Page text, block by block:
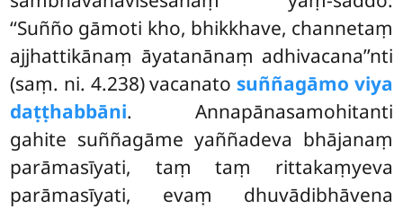
‘‘Suñño gāmoti kho, bhikkhave, channetaṃ
ajjhattikānaṃ āyatanānaṃ adhivacana’’nti
(saṃ. ni. 4.238) vacanato suññagāmo viya
daṭṭhabbāni. Annapānasamohitanti
gahite suññagāme yaññadeva bhājanaṃ
parāmasīyati, taṃ taṃ rittakaṃyeva
parāmasīyati, evaṃ dhuvādibhāvena